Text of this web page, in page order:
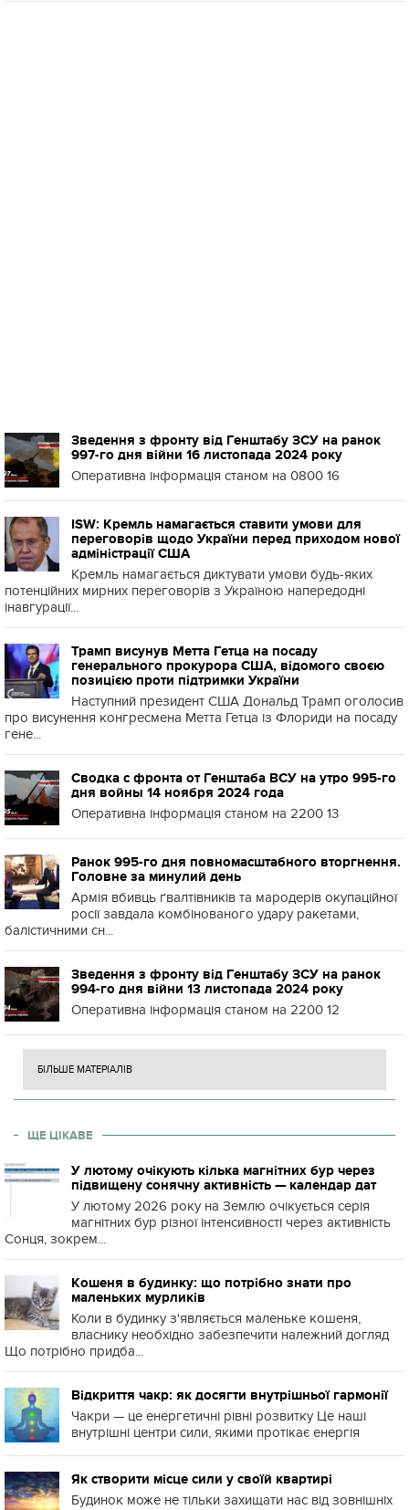
Зведення з фронту від Генштабу ЗСУ на ранок
997-го дня війни 16 листопада 2024 року
Оперативна інформація станом на 0800 16
ISW: Кремль намагається ставити умови для
переговорів щодо України перед приходом нової
адміністрації США
Кремль намагається диктувати умови будь-яких
потенційних мирних переговорів з Україною напередодні
інавгурації...
Трамп висунув Метта Гетца на посаду
генерального прокурора США, відомого своєю
позицією проти підтримки України
Наступний президент США Дональд Трамп оголосив
про висунення конгресмена Метта Гетца із Флориди на посаду
гене...
Сводка с фронта от Генштаба ВСУ на утро 995-го
дня войны 14 ноября 2024 года
Оперативна інформація станом на 2200 13
Ранок 995-го дня повномасштабного вторгнення.
Головне за минулий день
Армія вбивць ґвалтівників та мародерів окупаційної
росії завдала комбінованого удару ракетами,
балістичними сн...
Зведення з фронту від Генштабу ЗСУ на ранок
994-го дня війни 13 листопада 2024 року
Оперативна інформація станом на 2200 12
БІЛЬШЕ МАТЕРІАЛІВ
ЩЕ ЦІКАВЕ
У лютому очікують кілька магнітних бур через
підвищену сонячну активність — календар дат
У лютому 2026 року на Землю очікується серія
магнітних бур різної інтенсивності через активність
Сонця, зокрем...
Кошеня в будинку: що потрібно знати про
маленьких мурликів
Коли в будинку з'являється маленьке кошеня,
власнику необхідно забезпечити належний догляд
Що потрібно придба...
Відкриття чакр: як досягти внутрішньої гармонії
Чакри — це енергетичні рівні розвитку Це наші
внутрішні центри сили, якими протікає енергія
Як створити місце сили у своїй квартирі
Будинок може не тільки захищати нас від зовнішніх